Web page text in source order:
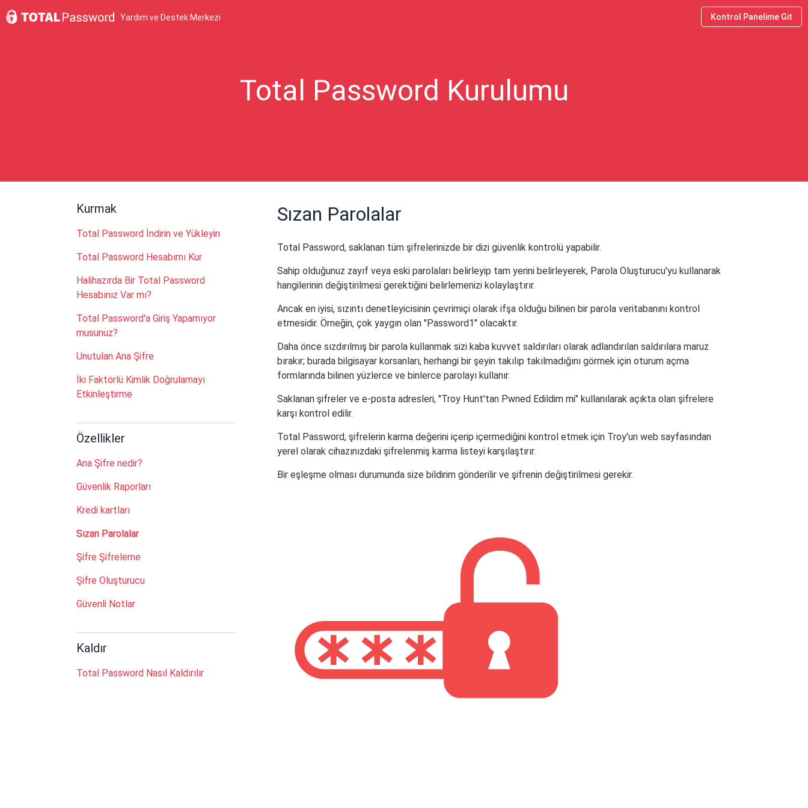
Yardım ve Destek Merkezi Kontrol Panelime Git
Total Password Kurulumu
Kurmak
Total Password İndirin ve Yükleyin
Total Password Hesabımı Kur
Halihazırda Bir Total Password
Hesabınız Var mı?
Total Password'a Giriş Yapamıyor
musunuz?
Unutulan Ana Şifre
İki Faktörlü Kimlik Doğrulamayı
Etkinleştirme
Özellikler
Ana Şifre nedir?
Güvenlik Raporları
Kredi kartları
Sızan Parolalar
Şifre Şifreleme
Şifre Oluşturucu
Güvenli Notlar
Kaldır
Total Password Nasıl Kaldırılır
Sızan Parolalar
Total Password, saklanan tüm şifrelerinizde bir dizi güvenlik kontrolü yapabilir.
Sahip olduğunuz zayıf veya eski parolaları belirleyip tam yerini belirleyerek, Parola Oluşturucu'yu kullanarak
hangilerinin değiştirilmesi gerektiğini belirlemenizi kolaylaştırır.
Ancak en iyisi, sızıntı denetleyicisinin çevrimiçi olarak ifşa olduğu bilinen bir parola veritabanını kontrol
etmesidir. Örneğin, çok yaygın olan "Password1" olacaktır.
Daha önce sızdırılmış bir parola kullanmak sizi kaba kuvvet saldırıları olarak adlandırılan saldırılara maruz
bırakır; burada bilgisayar korsanları, herhangi bir şeyin takılıp takılmadığını görmek için oturum açma
formlarında bilinen yüzlerce ve binlerce parolayı kullanır.
Saklanan şifreler ve e-posta adresleri, "Troy Hunt'tan Pwned Edildim mi" kullanılarak açıkta olan şifrelere
karşı kontrol edilir.
Total Password, şifrelerin karma değerini içerip içermediğini kontrol etmek için Troy'un web sayfasından
yerel olarak cihazınızdaki şifrelenmiş karma listeyi karşılaştırır.
Bir eşleşme olması durumunda size bildirim gönderilir ve şifrenin değiştirilmesi gerekir.